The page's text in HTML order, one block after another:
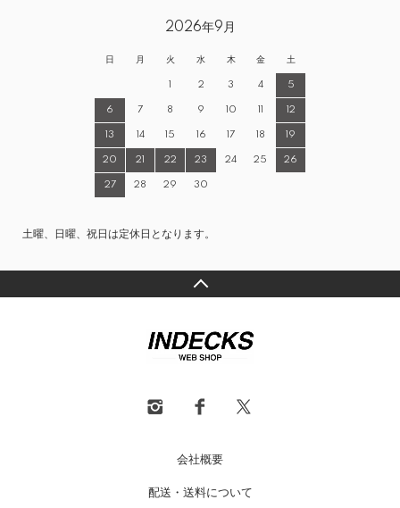
2026年9月
日 月 火 水 木 金 土
1 2 3 4 5
6 7 8 9 10 11 12
13 14 15 16 17 18 19
20 21 22 23 24 25 26
27 28 29 30
土曜、日曜、祝日は定休日となります。
会社概要
配送・送料について